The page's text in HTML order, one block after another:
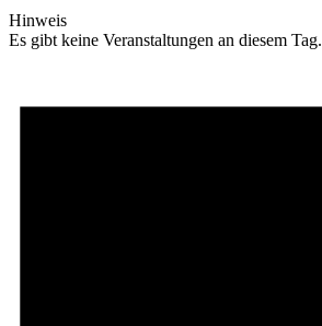
Hinweis
Es gibt keine Veranstaltungen an diesem Tag.